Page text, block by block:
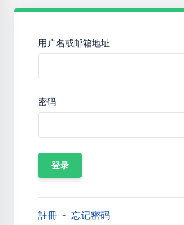
用户名或邮箱地址
密码
註冊 忘记密码